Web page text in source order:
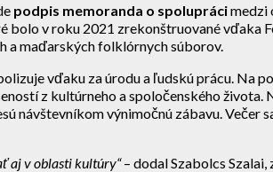
podpis memoranda o spoluprácimedzi
bolo v roku 2021 zrekonštruované vďaka
a maďarských folklórnych súborov.
vďaku za úrodu a ľudskú prácu. Na
z kultúrneho a spoločenského života.
návštevníkom výnimočnú zábavu. Večer
aj v oblasti kultúry“– dodal Szabolcs